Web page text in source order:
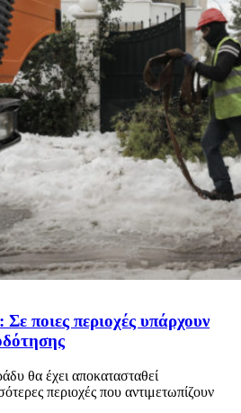
ποιες περιοχές υπάρχουν
θα έχει αποκατασταθεί
περιοχές που αντιμετωπίζουν